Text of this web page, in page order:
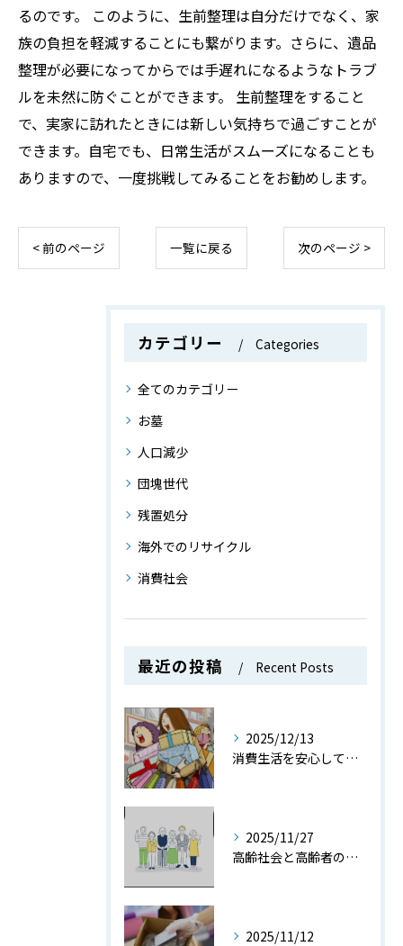
るのです。 このように、生前整理は自分だけでなく、家
族の負担を軽減することにも繋がります。さらに、遺品
整理が必要になってからでは手遅れになるようなトラブ
ルを未然に防ぐことができます。 生前整理をすること
で、実家に訪れたときには新しい気持ちで過ごすことが
できます。自宅でも、日常生活がスムーズになることも
ありますので、一度挑戦してみることをお勧めします。
< 前のページ 一覧に戻る 次のページ >
カテゴリー Categories
全てのカテゴリー
お墓
人口減少
団塊世代
残置処分
海外でのリサイクル
消費社会
最近の投稿 Recent Posts
2025/12/13
消費生活を安心して送るための消費社会で役立つ知識とトラブル防止策を徹底解説
2025/11/27
高齢社会と高齢者の現状や課題をデータと共にわかりやすく解説
2025/11/12